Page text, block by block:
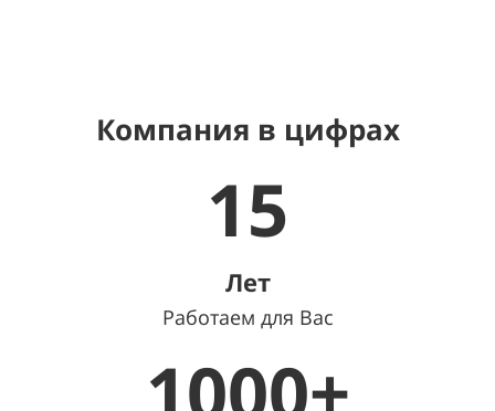
Компания в цифрах
15
Лет
Работаем для Вас